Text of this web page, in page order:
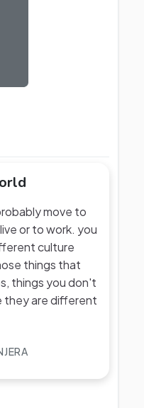
move to
or to work. you
culture
things that
things you don't
they are different